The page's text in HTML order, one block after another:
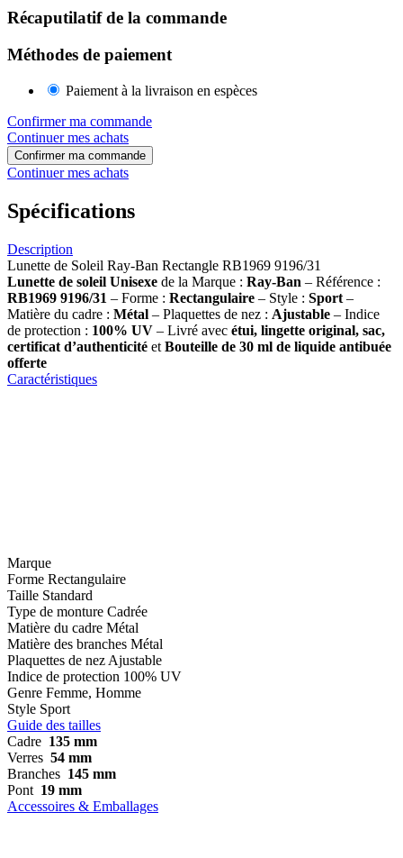
Récaputilatif de la commande
Méthodes de paiement
Paiement à la livraison en espèces
Confirmer ma commande
Continuer mes achats
Confirmer ma commande
Continuer mes achats
Spécifications
Description
Lunette de Soleil Ray-Ban Rectangle RB1969 9196/31
Lunette de soleil Unisexe de la Marque : Ray-Ban – Référence :
RB1969 9196/31 – Forme : Rectangulaire – Style : Sport –
Matière du cadre : Métal – Plaquettes de nez : Ajustable – Indice
de protection : 100% UV – Livré avec étui, lingette original, sac,
certificat d’authenticité et Bouteille de 30 ml de liquide antibuée
offerte
Caractéristiques
Marque
Forme Rectangulaire
Taille Standard
Type de monture Cadrée
Matière du cadre Métal
Matière des branches Métal
Plaquettes de nez Ajustable
Indice de protection 100% UV
Genre Femme, Homme
Style Sport
Guide des tailles
Cadre 135 mm
Verres 54 mm
Branches 145 mm
Pont 19 mm
Accessoires & Emballages